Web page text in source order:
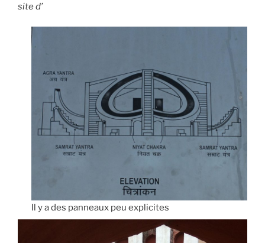
site d’
Il y a des panneaux peu explicites